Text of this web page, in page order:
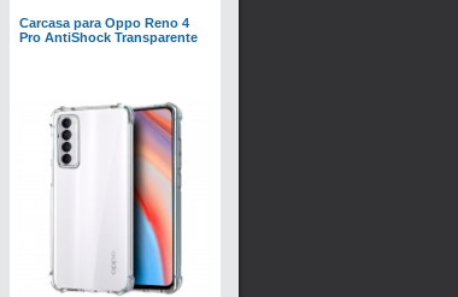
Carcasa para Oppo Reno 4
Pro AntiShock Transparente